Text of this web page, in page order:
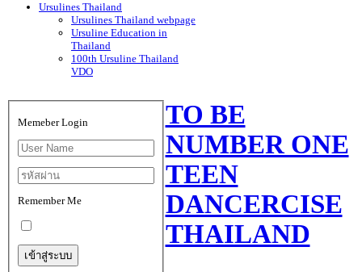
Ursulines Thailand
Ursulines Thailand webpage
Ursuline Education in
Thailand
100th Ursuline Thailand
VDO
Memeber Login
Remember Me
TO BE
NUMBER ONE
TEEN
DANCERCISE
THAILAND